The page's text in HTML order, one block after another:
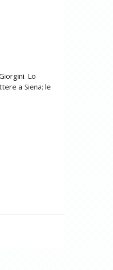
Lo
a Siena; le